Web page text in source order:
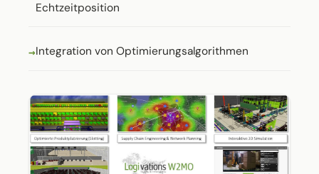
Echtzeitposition
Integration von Optimierungsalgorithmen